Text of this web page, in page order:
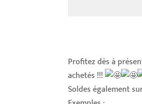
Profitez dès à
achetés !!!
Soldes également